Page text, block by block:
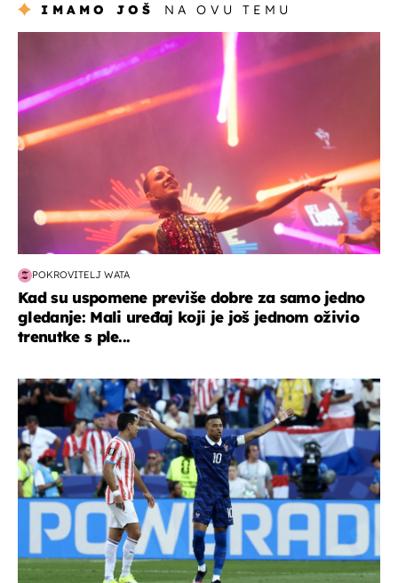
IMAMO JOŠ NA OVU TEMU
POKROVITELJ WATA
Kad su uspomene previše dobre za samo jedno
gledanje: Mali uređaj koji je još jednom oživio
trenutke s ple...
svjetsko prvenstvo 2026